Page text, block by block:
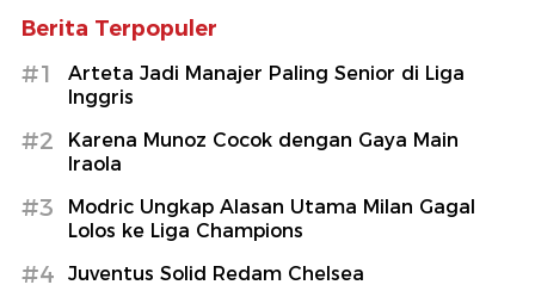
Berita Terpopuler
#1
Arteta Jadi Manajer Paling Senior di Liga
Inggris
#2
Karena Munoz Cocok dengan Gaya Main
Iraola
#3
Modric Ungkap Alasan Utama Milan Gagal
Lolos ke Liga Champions
#4 Juventus Solid Redam Chelsea